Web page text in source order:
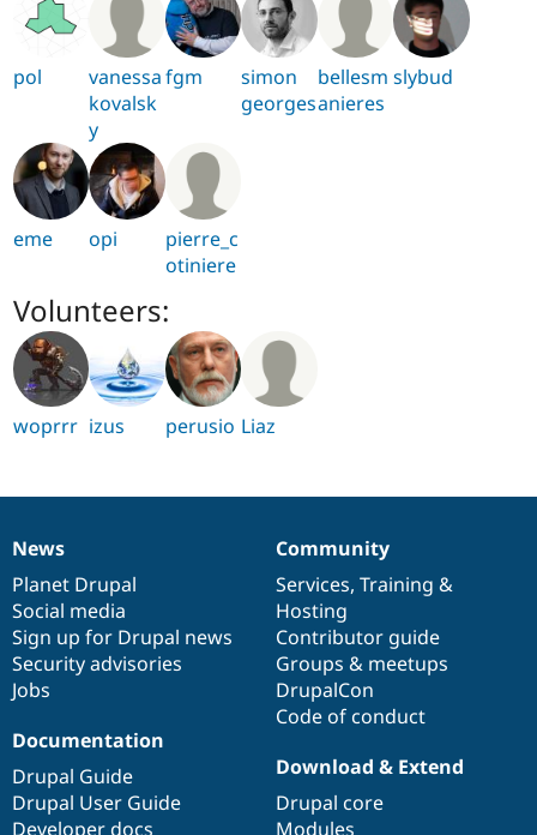
pol
vanessa
kovalsk
y
fgm
simon
georges
bellesm
anieres
slybud
eme opi
pierre_c
otiniere
Volunteers:
woprrr izus perusio Liaz
News
items
News
Planet Drupal
Social media
Sign up for Drupal news
Security advisories
Jobs
Our
community
Community
Services, Training &
Hosting
Contributor guide
Groups & meetups
DrupalCon
Code of conduct
Documentation
Documentation
Drupal Guide
Drupal User Guide
Developer docs
Drupal
code
base
Download & Extend
Drupal core
Modules
Governance
of
community